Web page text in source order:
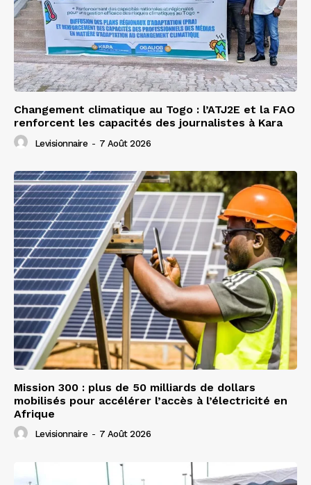
Changement climatique au Togo : l’ATJ2E et la FAO
renforcent les capacités des journalistes à Kara
Levisionnaire - 7 Août 2026
Mission 300 : plus de 50 milliards de dollars
mobilisés pour accélérer l’accès à l’électricité en
Afrique
Levisionnaire - 7 Août 2026